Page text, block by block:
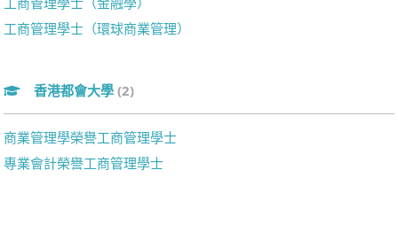
工商管理學士（環球商業管理）
香港都會大學 (2)
商業管理學榮譽工商管理學士
專業會計榮譽工商管理學士